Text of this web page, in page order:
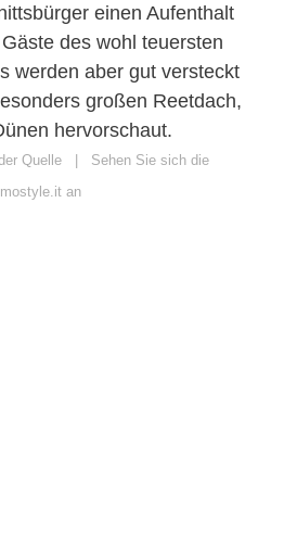
einen Aufenthalt
des wohl teuersten
werden aber gut versteckt
großen Reetdach,
hervorschaut.
Quelle | Sehen Sie sich die
an